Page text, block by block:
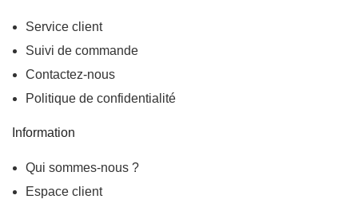
Service client
Suivi de commande
Contactez-nous
Politique de confidentialité
Information
Qui sommes-nous ?
Espace client